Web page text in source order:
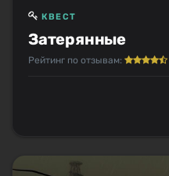
Затерянные
КВЕСТ
Рейтинг по отзывам: